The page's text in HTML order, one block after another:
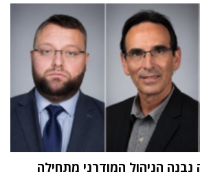
הניהול המודרני מתחילה